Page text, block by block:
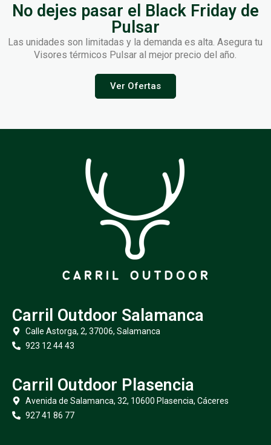
No dejes pasar el Black Friday de
Pulsar
Las unidades son limitadas y la demanda es alta. Asegura tu
Visores térmicos Pulsar al mejor precio del año.
Ver Ofertas
Carril Outdoor Salamanca
Calle Astorga, 2, 37006, Salamanca
923 12 44 43
Carril Outdoor Plasencia
Avenida de Salamanca, 32, 10600 Plasencia, Cáceres
927 41 86 77